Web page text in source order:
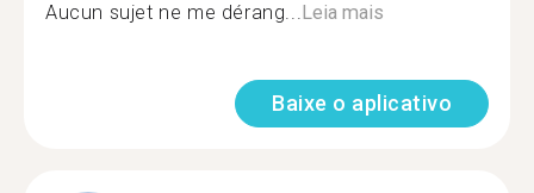
Aucun sujet ne me dérang...Leia mais
Baixe o aplicativo